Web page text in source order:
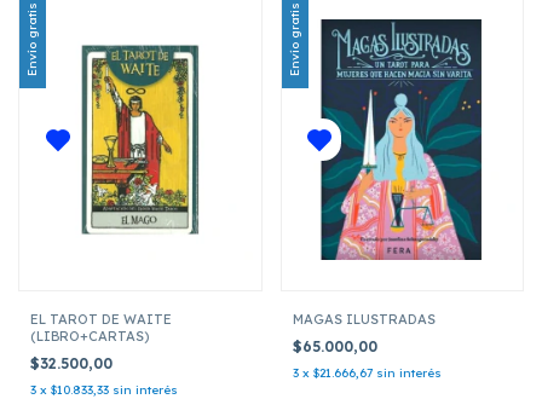
Envío gratis
EL TAROT DE WAITE
(LIBRO+CARTAS)
$32.500,00
3 x $10.833,33 sin interés
Envío gratis
MAGAS ILUSTRADAS
$65.000,00
3 x $21.666,67 sin interés